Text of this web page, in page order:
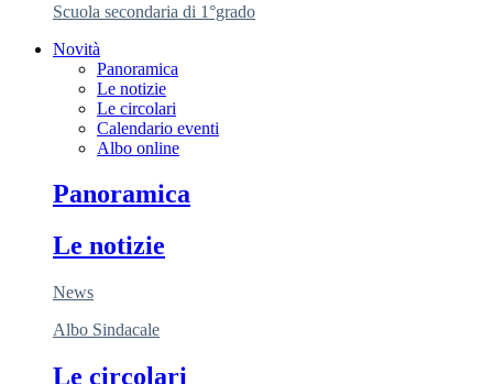
Scuola secondaria di 1°grado
Novità
Panoramica
Le notizie
Le circolari
Calendario eventi
Albo online
Panoramica
Le notizie
News
Albo Sindacale
Le circolari